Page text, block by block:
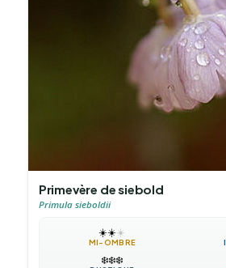
Primevère de siebold
Primula sieboldii
☀️☀️☀️
MI-OMBRE
❄️❄️❄️